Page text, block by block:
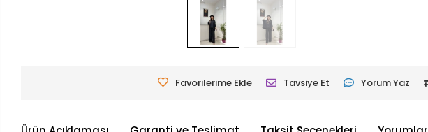
Favorilerime Ekle Tavsiye Et Yorum Yaz